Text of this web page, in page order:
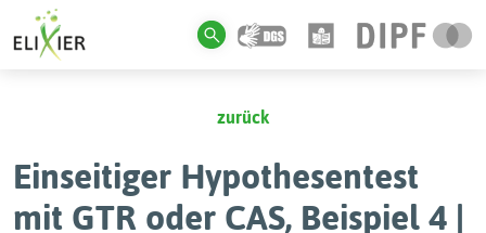
zurück
Einseitiger Hypothesentest
mit GTR oder CAS, Beispiel 4 |